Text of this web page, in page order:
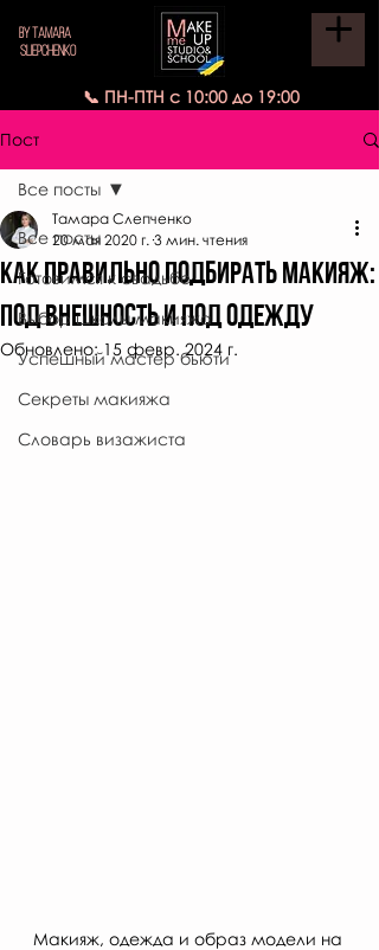
BY TAMARA
SLIEPCHENKO
📞 ПН-ПТН с 10:00 до 19:00
Пост
Все посты
Готовимся к свадьбе
Выбор школы макияжа
Успешный мастер бьюти
Секреты макияжа
Словарь визажиста
Все посты
Как правильно подбирать макияж:
под внешность и под одежду
Тамара Слепченко
20 мая 2020 г. 3 мин. чтения
Обновлено:15 февр. 2024 г.
Макияж, одежда и образ модели на